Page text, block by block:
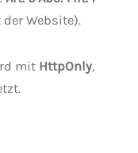
Website).
mit HttpOnly,